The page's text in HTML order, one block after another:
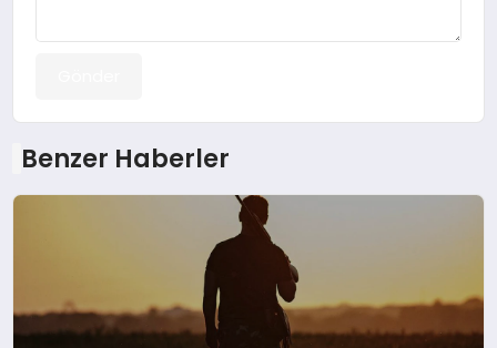
Benzer Haberler